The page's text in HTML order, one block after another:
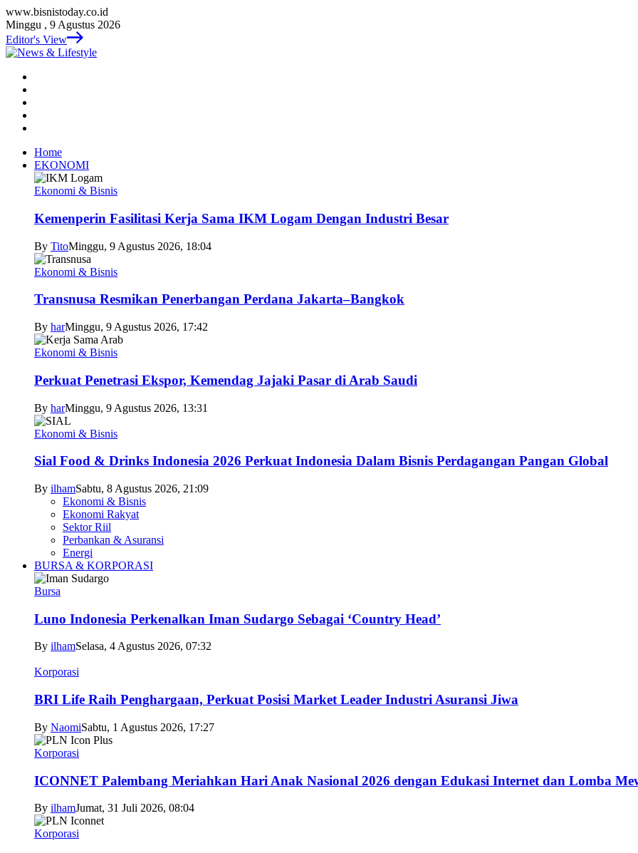
www.bisnistoday.co.id
Minggu , 9 Agustus 2026
Editor's View
Home
EKONOMI
Ekonomi & Bisnis
Kemenperin Fasilitasi Kerja Sama IKM Logam Dengan Industri Besar
By TitoMinggu, 9 Agustus 2026, 18:04
Ekonomi & Bisnis
Transnusa Resmikan Penerbangan Perdana Jakarta–Bangkok
By harMinggu, 9 Agustus 2026, 17:42
Ekonomi & Bisnis
Perkuat Penetrasi Ekspor, Kemendag Jajaki Pasar di Arab Saudi
By harMinggu, 9 Agustus 2026, 13:31
Ekonomi & Bisnis
Sial Food & Drinks Indonesia 2026 Perkuat Indonesia Dalam Bisnis Perdagangan Pangan Global
By ilhamSabtu, 8 Agustus 2026, 21:09
Ekonomi & Bisnis
Ekonomi Rakyat
Sektor Riil
Perbankan & Asuransi
Energi
BURSA & KORPORASI
Bursa
Luno Indonesia Perkenalkan Iman Sudargo Sebagai ‘Country Head’
By ilhamSelasa, 4 Agustus 2026, 07:32
Korporasi
BRI Life Raih Penghargaan, Perkuat Posisi Market Leader Industri Asuransi Jiwa
By NaomiSabtu, 1 Agustus 2026, 17:27
Korporasi
ICONNET Palembang Meriahkan Hari Anak Nasional 2026 dengan Edukasi Internet dan Lomba
By ilhamJumat, 31 Juli 2026, 08:04
Korporasi